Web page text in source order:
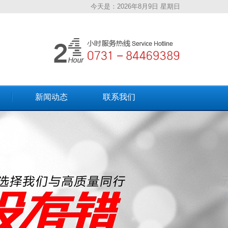
今天是： 2026年8月9日 星期日
新闻动态 联系我们